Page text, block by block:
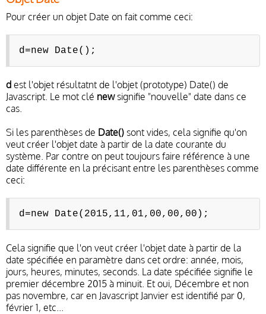
Pour créer un objet Date on fait comme ceci:
d=new Date();
d est l'objet résultatnt de l'objet (prototype) Date() de
Javascript. Le mot clé newsignifie "nouvelle" date dans ce
cas.
Si les parenthèses de Date() sont vides, cela signifie qu'on
veut créer l'objet date à partir de la date courante du
système. Par contre on peut toujours faire référence à une
date différente en la précisant entre les parenthèses comme
ceci:
d=new Date(2015,11,01,00,00,00);
Cela signifie que l'on veut créer l'objet date à partir de la
date spécifiée en paramètre dans cet ordre: année, mois,
jours, heures, minutes, seconds. La date spécifiée signifie le
premier décembre 2015 à minuit. Et oui, Décembre et non
pas novembre, car en Javascript Janvier est identifié par 0,
février 1, etc...